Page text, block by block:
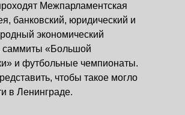
Межпарламентская
банковский, юридический и
экономический
«Большой
и футбольные чемпионаты.
чтобы такое могло
в Ленинграде.